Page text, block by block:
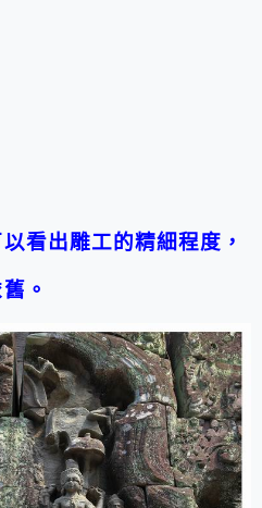
看出雕工的精細程度，
。